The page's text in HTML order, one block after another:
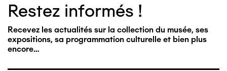
Restez informés !
Recevez les actualités sur la collection du musée, ses
expositions, sa programmation culturelle et bien plus
encore…